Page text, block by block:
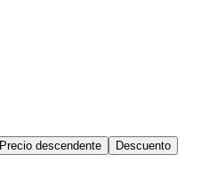
Precio descendente Descuento